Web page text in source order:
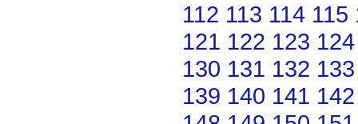
112 113 114 115
121 122 123 124
130 131 132 133
139 140 141 142